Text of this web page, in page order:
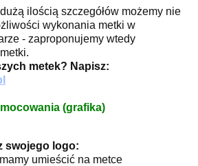
ilością szczegółów możemy nie
wykonania metki w
- zaproponujemy wtedy
metek? Napisz:
(grafika)
swojego logo:
umieścić na metce